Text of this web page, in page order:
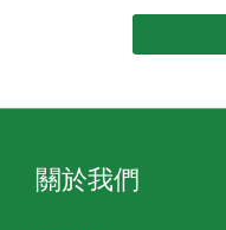
關於我們